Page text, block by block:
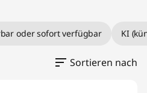
oder sofort verfügbar KI
Sortieren nach